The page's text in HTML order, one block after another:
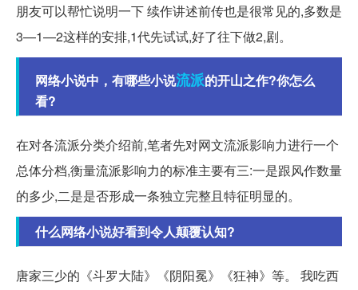
朋友可以帮忙说明一下 续作讲述前传也是很常见的,多数是
3—1—2这样的安排,1代先试试,好了往下做2,剧。
网络小说中，有哪些小说流派的开山之作?你怎么
看?
在对各流派分类介绍前,笔者先对网文流派影响力进行一个
总体分档,衡量流派影响力的标准主要有三:一是跟风作数量
的多少,二是是否形成一条独立完整且特征明显的。
什么网络小说好看到令人颠覆认知?
唐家三少的《斗罗大陆》《阴阳冕》《狂神》等。 我吃西